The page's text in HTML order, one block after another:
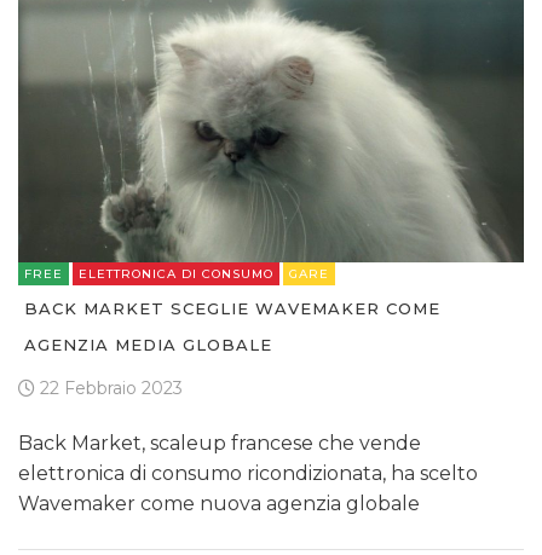
FREE ELETTRONICA DI CONSUMO GARE
BACK MARKET SCEGLIE WAVEMAKER COME
AGENZIA MEDIA GLOBALE
22 Febbraio 2023
Back Market, scaleup francese che vende
elettronica di consumo ricondizionata, ha scelto
Wavemaker come nuova agenzia globale